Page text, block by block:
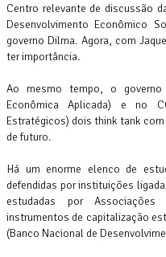
Centro relevante de discussão
Desenvolvimento Econômico
governo Dilma. Agora, com
ter importância.
Ao mesmo tempo, o
Econômica Aplicada) e no
Estratégicos) dois think tank
de futuro.
Há um enorme elenco de
defendidas por instituições
estudadas por
instrumentos de capitalização
(Banco Nacional de